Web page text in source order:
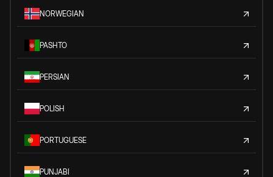
NORWEGIAN
PASHTO
PERSIAN
POLISH
PORTUGUESE
PUNJABI